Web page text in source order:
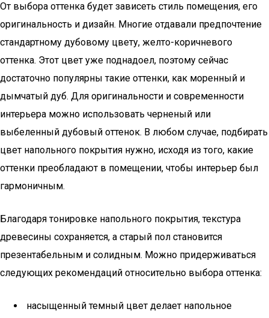
От выбора оттенка будет зависеть стиль помещения, его
оригинальность и дизайн. Многие отдавали предпочтение
стандартному дубовому цвету, желто-коричневого
оттенка. Этот цвет уже поднадоел, поэтому сейчас
достаточно популярны такие оттенки, как моренный и
дымчатый дуб. Для оригинальности и современности
интерьера можно использовать черненый или
выбеленный дубовый оттенок. В любом случае, подбирать
цвет напольного покрытия нужно, исходя из того, какие
оттенки преобладают в помещении, чтобы интерьер был
гармоничным.
Благодаря тонировке напольного покрытия, текстура
древесины сохраняется, а старый пол становится
презентабельным и солидным. Можно придерживаться
следующих рекомендаций относительно выбора оттенка:
насыщенный темный цвет делает напольное